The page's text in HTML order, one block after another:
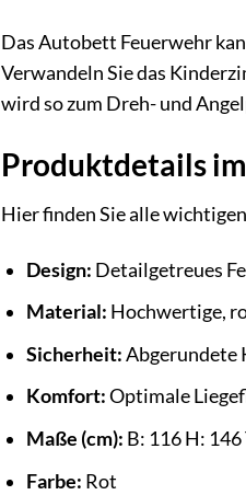
Das Autobett Feuerwehr
Verwandeln Sie das
wird so zum Dreh- und
Produktdetails
Hier finden Sie alle
Design: Detailgetreues
Material: Hochwertige,
Sicherheit:Abgerundete
Komfort:Optimale
Maße (cm): B: 116 H: 146
Farbe: Rot